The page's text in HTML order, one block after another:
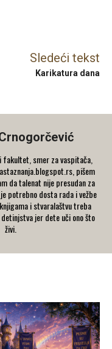
Sledeći tekst
Karikatura dana
fakultet, smer za vaspitača,
pišem
da talenat nije presudan za
potrebno dosta rada i vežbe
i stvaralaštvu treba
jer dete uči ono što
živi.